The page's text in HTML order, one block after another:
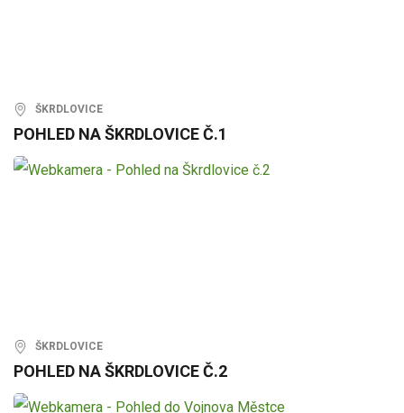
ŠKRDLOVICE
POHLED NA ŠKRDLOVICE Č.1
ŠKRDLOVICE
POHLED NA ŠKRDLOVICE Č.2